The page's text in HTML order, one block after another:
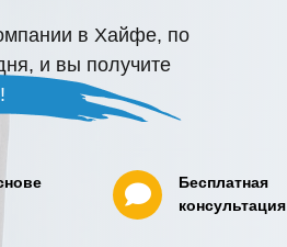
в Хайфе, по
и вы получите
Бесплатная
консультация